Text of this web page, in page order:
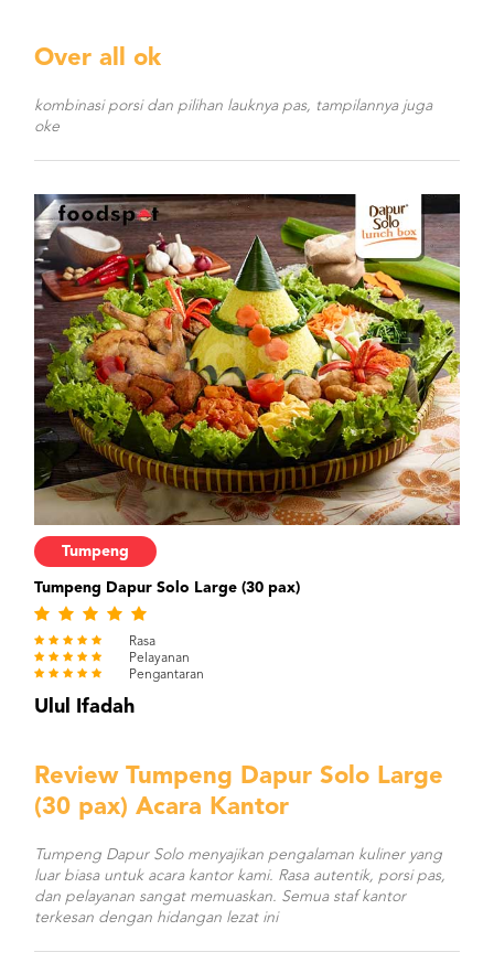
Over all ok
kombinasi porsi dan pilihan lauknya pas, tampilannya juga
oke
Tumpeng
Tumpeng Dapur Solo Large (30 pax)
Rasa
Pelayanan
Pengantaran
Ulul Ifadah
Review Tumpeng Dapur Solo Large
(30 pax) Acara Kantor
Tumpeng Dapur Solo menyajikan pengalaman kuliner yang
luar biasa untuk acara kantor kami. Rasa autentik, porsi pas,
dan pelayanan sangat memuaskan. Semua staf kantor
terkesan dengan hidangan lezat ini